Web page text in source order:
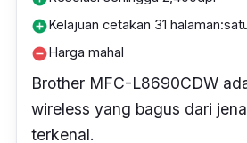
Review:
“Mantap! Printer easy to set
guide step by step. Untuk
add_circleKelajuan cetakan 31
remove_circleHarga mahal
Brother MFC-L8690CDW
wireless yang bagus dari
terkenal.